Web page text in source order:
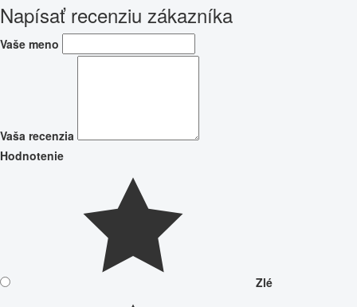
Napísať recenziu zákazníka
Vaše meno
Vaša recenzia
Hodnotenie
Zlé